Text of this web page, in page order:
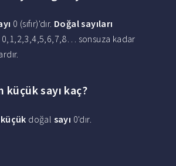
0 (sıfır)'dır. Doğal sayıları
sonsuza kadar
küçük sayı kaç?
doğal sayı 0'dır.